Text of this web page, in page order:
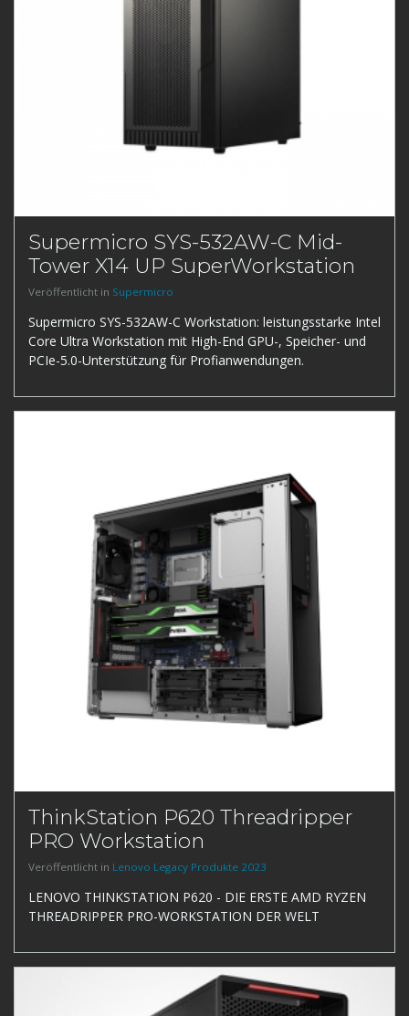
Supermicro SYS-532AW-C Mid-
Tower X14 UP SuperWorkstation
Veröffentlicht in Supermicro
Supermicro SYS-532AW-C Workstation: leistungsstarke Intel
Core Ultra Workstation mit High-End GPU-, Speicher- und
PCIe-5.0-Unterstützung für Profianwendungen.
ThinkStation P620 Threadripper
PRO Workstation
Veröffentlicht in Lenovo Legacy Produkte 2023
LENOVO THINKSTATION P620 - DIE ERSTE AMD RYZEN
THREADRIPPER PRO-WORKSTATION DER WELT